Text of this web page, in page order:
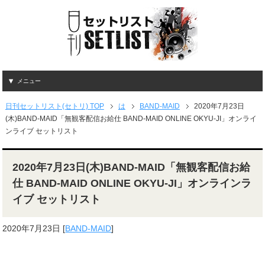
メニュー
日刊セットリスト(セトリ) TOP は BAND-MAID
2020年7月23日
(木)BAND-MAID「無観客配信お給仕 BAND-MAID ONLINE OKYU-JI」オンライ
ンライブ セットリスト
2020年7月23日(木)BAND-MAID「無観客配信お給
仕 BAND-MAID ONLINE OKYU-JI」オンラインラ
イブ セットリスト
2020年7月23日 [BAND-MAID]